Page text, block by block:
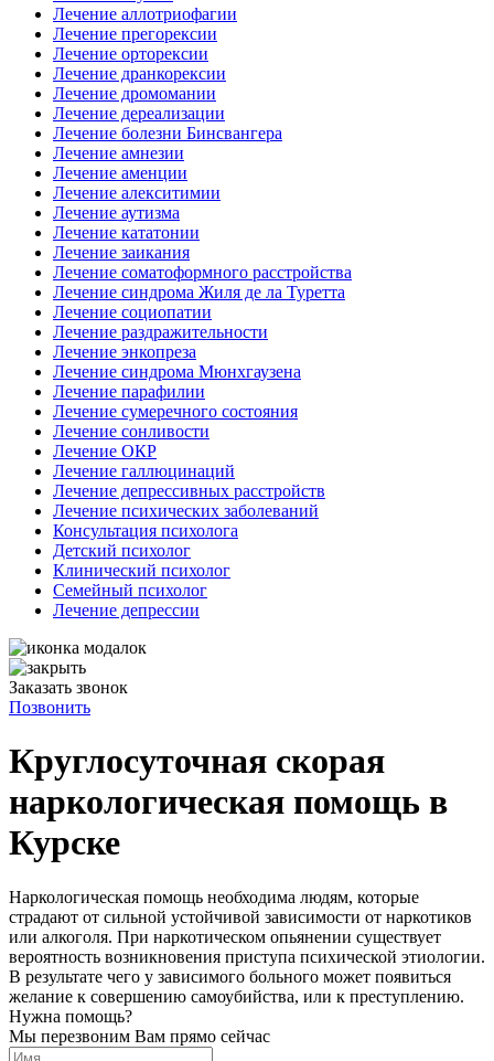
Лечение аллотриофагии
Лечение прегорексии
Лечение орторексии
Лечение дранкорексии
Лечение дромомании
Лечение дереализации
Лечение болезни Бинсвангера
Лечение амнезии
Лечение аменции
Лечение алекситимии
Лечение аутизма
Лечение кататонии
Лечение заикания
Лечение соматоформного расстройства
Лечение синдрома Жиля де ла Туретта
Лечение социопатии
Лечение раздражительности
Лечение энкопреза
Лечение синдрома Мюнхгаузена
Лечение парафилии
Лечение сумеречного состояния
Лечение сонливости
Лечение ОКР
Лечение галлюцинаций
Лечение депрессивных расстройств
Лечение психических заболеваний
Консультация психолога
Детский психолог
Клинический психолог
Семейный психолог
Лечение депрессии
Заказать звонок
Позвонить
Круглосуточная скорая
наркологическая помощь в
Курске
Наркологическая помощь необходима людям, которые
страдают от сильной устойчивой зависимости от наркотиков
или алкоголя. При наркотическом опьянении существует
вероятность возникновения приступа психической этиологии.
В результате чего у зависимого больного может появиться
желание к совершению самоубийства, или к преступлению.
Нужна помощь?
Мы перезвоним Вам прямо сейчас